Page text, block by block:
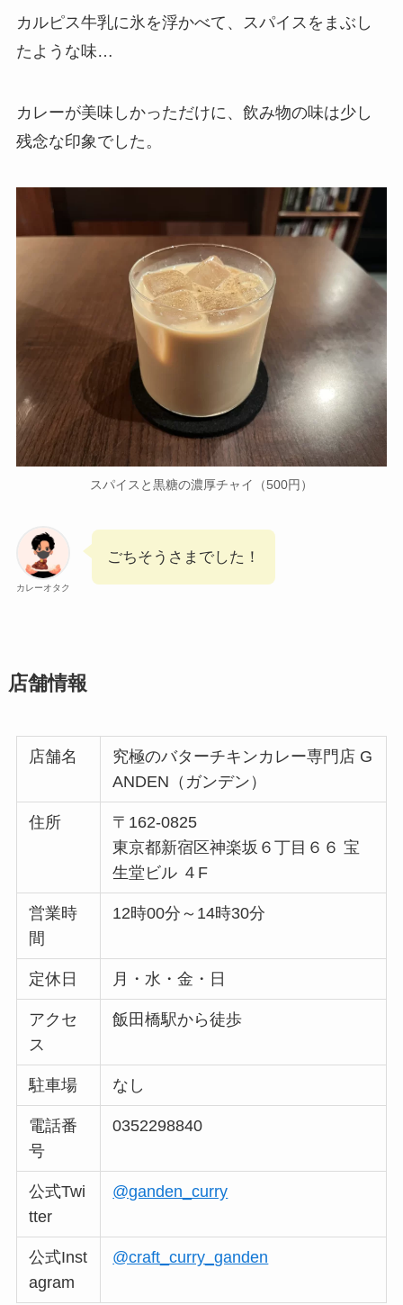
カルピス牛乳に氷を浮かべて、スパイスをまぶし
たような味…
カレーが美味しかっただけに、飲み物の味は少し
残念な印象でした。
スパイスと黒糖の濃厚チャイ（500円）
カレーオタク
ごちそうさまでした！
店舗情報
店舗名
究極のバターチキンカレー専門店 G
ANDEN（ガンデン）
住所
〒162-0825
東京都新宿区神楽坂６丁目６６ 宝
生堂ビル ４F
営業時
間
12時00分～14時30分
定休日 月・水・金・日
アクセ
ス
飯田橋駅から徒歩
駐車場 なし
電話番
号
0352298840
公式Twi
tter
@ganden_curry
公式Inst
agram
@craft_curry_ganden